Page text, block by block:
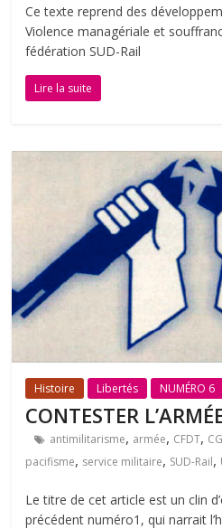
Ce texte reprend des
Violence managériale et
fédération SUD-Rail
Lire la suite
Histoire Libertés NUMÉRO 6
CONTESTER
antimilitarisme, armée, CFDT,
pacifisme, service militaire, SUD-Rail,
Le titre de cet article est un clin
précédent numéro1, qui narrait